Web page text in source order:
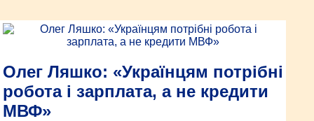
Олег Ляшко: «Українцям потрібні
робота і зарплата, а не кредити
МВФ»